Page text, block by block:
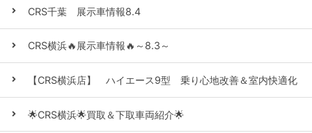
CRS千葉 展示車情報8.4
CRS横浜🔥展示車情報🔥～8.3～
【CRS横浜店】 ハイエース9型 乗り心地改善＆室内快適化
🌟CRS横浜🌟買取＆下取車両紹介🌟